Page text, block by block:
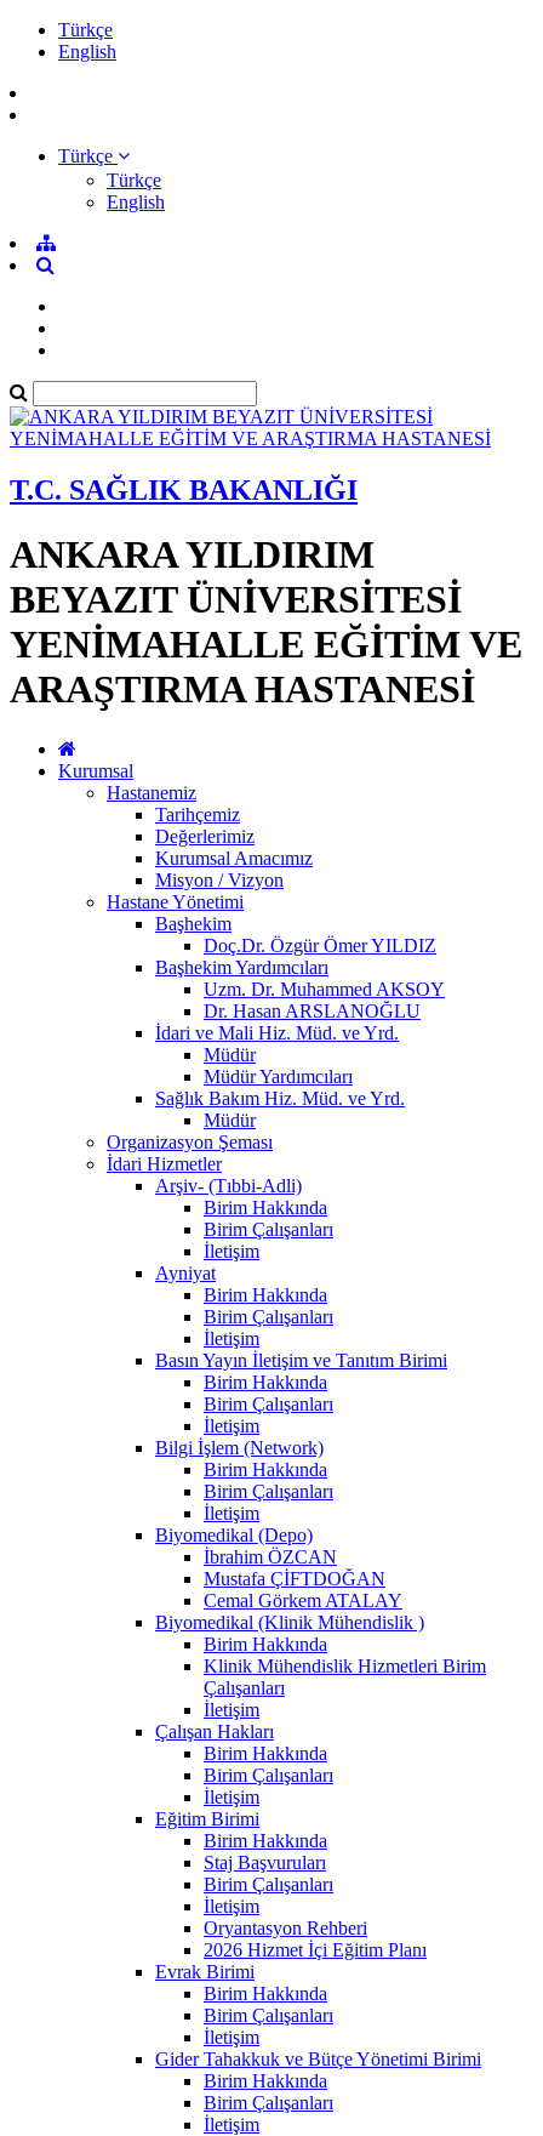
Türkçe
English
Türkçe
Türkçe
English
T.C. SAĞLIK BAKANLIĞI
ANKARA YILDIRIM
BEYAZIT ÜNİVERSİTESİ
YENİMAHALLE EĞİTİM VE
ARAŞTIRMA HASTANESİ
Kurumsal
Hastanemiz
Tarihçemiz
Değerlerimiz
Kurumsal Amacımız
Misyon / Vizyon
Hastane Yönetimi
Başhekim
Doç.Dr. Özgür Ömer YILDIZ
Başhekim Yardımcıları
Uzm. Dr. Muhammed AKSOY
Dr. Hasan ARSLANOĞLU
İdari ve Mali Hiz. Müd. ve Yrd.
Müdür
Müdür Yardımcıları
Sağlık Bakım Hiz. Müd. ve Yrd.
Müdür
Organizasyon Şeması
İdari Hizmetler
Arşiv- (Tıbbi-Adli)
Birim Hakkında
Birim Çalışanları
İletişim
Ayniyat
Birim Hakkında
Birim Çalışanları
İletişim
Basın Yayın İletişim ve Tanıtım Birimi
Birim Hakkında
Birim Çalışanları
İletişim
Bilgi İşlem (Network)
Birim Hakkında
Birim Çalışanları
İletişim
Biyomedikal (Depo)
İbrahim ÖZCAN
Mustafa ÇİFTDOĞAN
Cemal Görkem ATALAY
Biyomedikal (Klinik Mühendislik )
Birim Hakkında
Klinik Mühendislik Hizmetleri Birim
Çalışanları
İletişim
Çalışan Hakları
Birim Hakkında
Birim Çalışanları
İletişim
Eğitim Birimi
Birim Hakkında
Staj Başvuruları
Birim Çalışanları
İletişim
Oryantasyon Rehberi
2026 Hizmet İçi Eğitim Planı
Evrak Birimi
Birim Hakkında
Birim Çalışanları
İletişim
Gider Tahakkuk ve Bütçe Yönetimi Birimi
Birim Hakkında
Birim Çalışanları
İletişim